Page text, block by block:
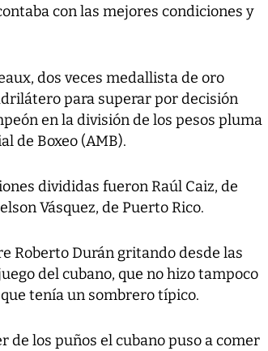
con las mejores condiciones y
dos veces medallista de oro
para superar por decisión
en la división de los pesos pluma
de Boxeo (AMB).
divididas fueron Raúl Caiz, de
Vásquez, de Puerto Rico.
Roberto Durán gritando desde las
del cubano, que no hizo tampoco
tenía un sombrero típico.
de los puños el cubano puso a comer